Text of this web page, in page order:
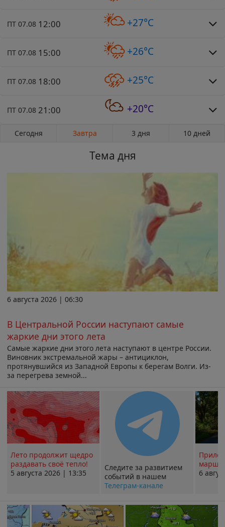
ПТ 07.08 12:00 +27°C
ПТ 07.08 15:00 +26°C
ПТ 07.08 18:00 +25°C
ПТ 07.08 21:00 +20°C
Сегодня Завтра 3 дня 10 дней
Тема дня
6 августа 2026 | 06:30
В Центральной России наступают самые
жаркие дни этого лета
Самые жаркие дни этого лета наступают в центре России.
Виновник экстремальной жары – антициклон,
протянувшийся из Западной Европы к берегам Волги. Из-
за перегрева земной...
Лето продолжит щедро
раздавать своё тепло!
5 августа 2026 | 13:35
Следите за развитием
событий в нашем
Телеграм-канале
6